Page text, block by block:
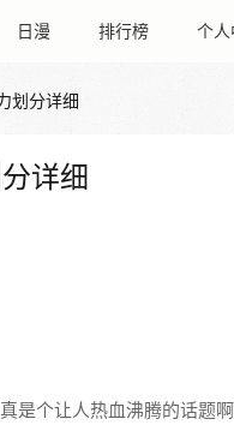
日漫 排行榜 个人
划分详细
详细
是个让人热血沸腾的话题